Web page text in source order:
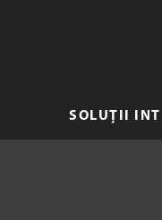
SOLUȚII